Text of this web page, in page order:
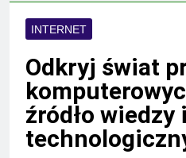
INTERNET
Odkryj świat
źródło